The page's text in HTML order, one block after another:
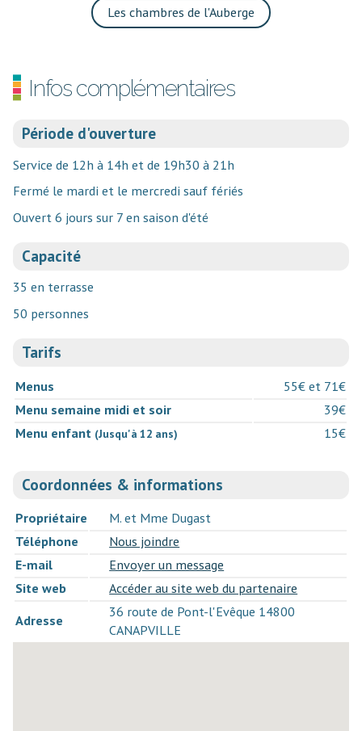
Les chambres de l'Auberge
Infos complémentaires
Période d'ouverture
Service de 12h à 14h et de 19h30 à 21h
Fermé le mardi et le mercredi sauf fériés
Ouvert 6 jours sur 7 en saison d'été
Capacité
35 en terrasse
50 personnes
Tarifs
Menus
55€ et 71€
Menu semaine midi et soir
39€
Menu enfant (Jusqu'à 12 ans) 15€
Coordonnées & informations
Propriétaire
M. et Mme Dugast
Téléphone
Nous joindre
E-mail
Envoyer un message
Site web
Accéder au site web du partenaire
Adresse
36 route de Pont-l'Evêque 14800
CANAPVILLE